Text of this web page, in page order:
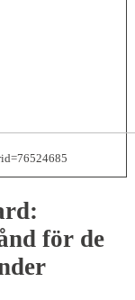
för de